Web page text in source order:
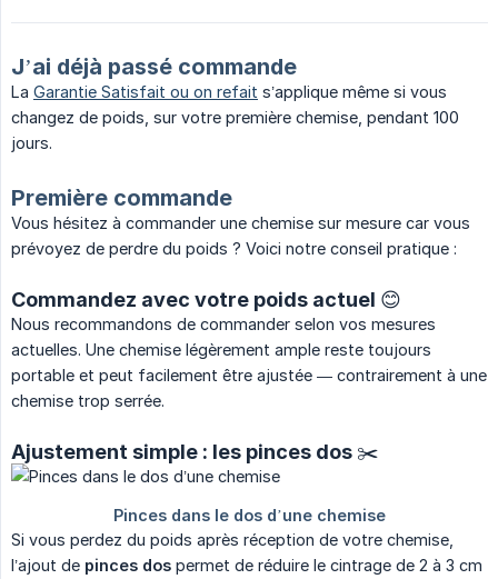
J’ai déjà passé commande
La Garantie Satisfait ou on refait s’applique même si vous
changez de poids, sur votre première chemise, pendant 100
jours.
Première commande
Vous hésitez à commander une chemise sur mesure car vous
prévoyez de perdre du poids ? Voici notre conseil pratique :
Commandez avec votre poids actuel 😊
Nous recommandons de commander selon vos mesures
actuelles. Une chemise légèrement ample reste toujours
portable et peut facilement être ajustée — contrairement à une
chemise trop serrée.
Ajustement simple : les pinces dos ✂️
Si vous perdez du poids après réception de votre chemise,
l’ajout de pinces dos permet de réduire le cintrage de 2 à 3 cm